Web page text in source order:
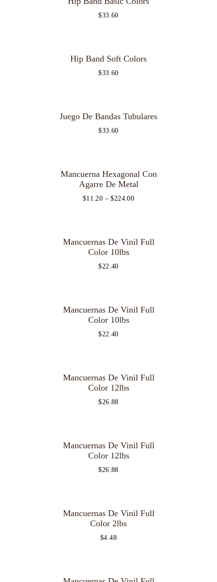
$33.60
Hip Band Soft Colors
$33.60
Juego De Bandas Tubulares
$33.60
Mancuerna Hexagonal Con
Agarre De Metal
$11.20 –$224.00
Mancuernas De Vinil Full
Color 10lbs
$22.40
STOCK
Mancuernas De Vinil Full
Color 10lbs
$22.40
STOCK
Mancuernas De Vinil Full
Color 12lbs
$26.88
STOCK
Mancuernas De Vinil Full
Color 12lbs
$26.88
STOCK
Mancuernas De Vinil Full
Color 2lbs
$4.48